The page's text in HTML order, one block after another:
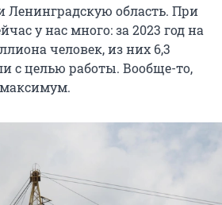
Ленинградскую область. При
у нас много: за 2023 год на
человек, из них 6,3
с целью работы. Вообще-то,